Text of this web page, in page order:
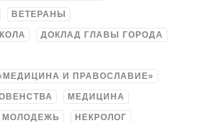
ВЕТЕРАНЫ
ДОКЛАД ГЛАВЫ ГОРОДА
И ПРАВОСЛАВИЕ»
МЕДИЦИНА
МОЛОДЕЖЬ НЕКРОЛОГ